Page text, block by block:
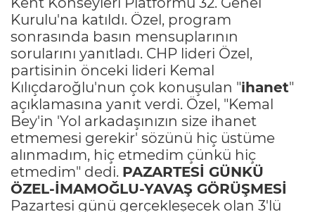
Kurulu'na katıldı. Özel, program
sonrasında basın mensuplarının
sorularını yanıtladı. CHP lideri Özel,
partisinin önceki lideri Kemal
Kılıçdaroğlu'nun çok konuşulan "ihanet"
açıklamasına yanıt verdi. Özel, "Kemal
Bey'in 'Yol arkadaşınızın size ihanet
etmemesi gerekir' sözünü hiç üstüme
alınmadım, hiç etmedim çünkü hiç
etmedim" dedi. PAZARTESİ GÜNKÜ
ÖZEL-İMAMOĞLU-YAVAŞ GÖRÜŞMESİ
Pazartesi günü gerçekleşecek olan 3'lü